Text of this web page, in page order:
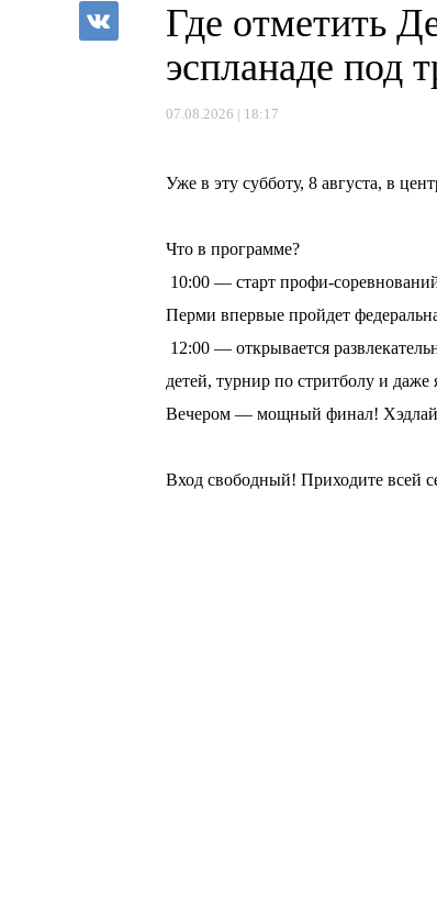
Где отметить
эспланаде под
07.08.2026 | 18:17
Уже в эту субботу, 8 августа, в
Что в программе?
10:00 — старт профи-
Перми впервые пройдет
12:00 — открывается
детей, турнир по стритболу и даже
Вечером — мощный финал!
Вход свободный! Приходите всей